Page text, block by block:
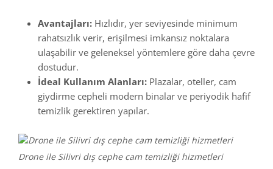
Avantajları: Hızlıdır, yer seviyesinde minimum
rahatsızlık verir, erişilmesi imkansız noktalara
ulaşabilir ve geleneksel yöntemlere göre daha çevre
dostudur.
İdeal Kullanım Alanları: Plazalar, oteller, cam
giydirme cepheli modern binalar ve periyodik hafif
temizlik gerektiren yapılar.
Drone ile Silivri dış cephe cam temizliği hizmetleri